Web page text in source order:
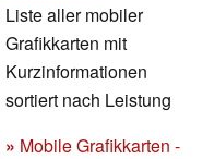
Liste aller mobiler
Grafikkarten mit
Kurzinformationen
sortiert nach Leistung
» Mobile Grafikkarten -